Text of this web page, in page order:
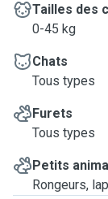
Tailles des
0-45 kg
Chats
Tous types
Furets
Tous types
Petits
Rongeurs,